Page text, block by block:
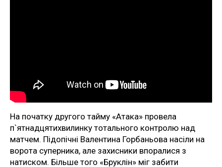
На початку другого тайму «Атака» провела
п`ятнадцятихвилинку тотального контролю над
матчем. Підопічні Валентина Горбаньова насіли на
ворота суперника, але захисники впоралися з
натиском. Більше того «Бруклін» міг забити